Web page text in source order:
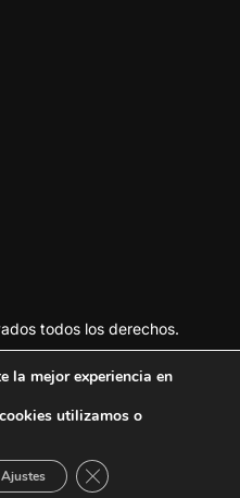
todos los derechos.
la mejor experiencia en
utilizamos o
Ajustes Cerrar el banner de